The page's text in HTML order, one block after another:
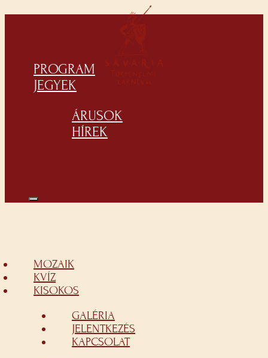
PROGRAM
JEGYEK
ÁRUSOK
HÍREK
MOZAIK
KVÍZ
KISOKOS
GALÉRIA
JELENTKEZÉS
KAPCSOLAT